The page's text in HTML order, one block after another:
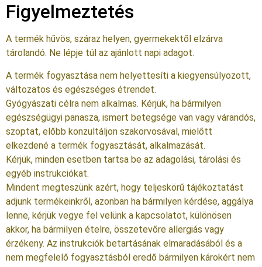
Figyelmeztetés
A termék hűvös, száraz helyen, gyermekektől elzárva
tárolandó. Ne lépje túl az ajánlott napi adagot.
A termék fogyasztása nem helyettesíti a kiegyensúlyozott,
változatos és egészséges étrendet.
Gyógyászati célra nem alkalmas. Kérjük, ha bármilyen
egészségügyi panasza, ismert betegsége van vagy várandós,
szoptat, előbb konzultáljon szakorvosával, mielőtt
elkezdené a termék fogyasztását, alkalmazását.
Kérjük, minden esetben tartsa be az adagolási, tárolási és
egyéb instrukciókat.
Mindent megteszünk azért, hogy teljeskörű tájékoztatást
adjunk termékeinkről, azonban ha bármilyen kérdése, aggálya
lenne, kérjük vegye fel velünk a kapcsolatot, különösen
akkor, ha bármilyen ételre, összetevőre allergiás vagy
érzékeny. Az instrukciók betartásának elmaradásából és a
nem megfelelő fogyasztásból eredő bármilyen károkért nem